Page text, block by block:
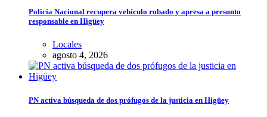
Policía Nacional recupera vehículo robado y apresa a presunto
responsable en Higüey
Locales
agosto 4, 2026
PN activa búsqueda de dos prófugos de la justicia en Higüey